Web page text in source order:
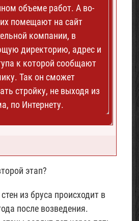
объеме работ. А во-
помещают на сайт
компании, в
директорию, адрес и
к которой сообщают
Так он сможет
стройку, не выходя из
по Интернету.
этап?
из бруса происходит в
после возведения.